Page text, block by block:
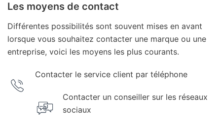
Les moyens de contact
Différentes possibilités sont souvent mises en avant
lorsque vous souhaitez contacter une marque ou une
entreprise, voici les moyens les plus courants.
Contacter le service client par téléphone
Contacter un conseiller sur les réseaux
sociaux